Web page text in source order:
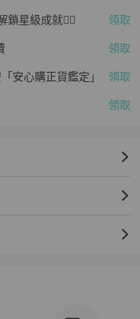
星級成就👆🏻 領取
領取
安心購正貨鑑定」 領取
領取